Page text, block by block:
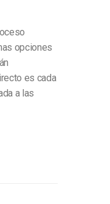
opciones
es cada
a las